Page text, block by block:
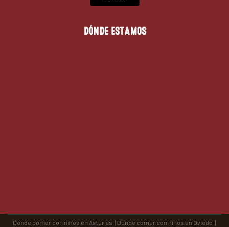
DÓNDE ESTAMOS
Dónde comer con niños en Asturias | Dónde comer con niños en Oviedo |